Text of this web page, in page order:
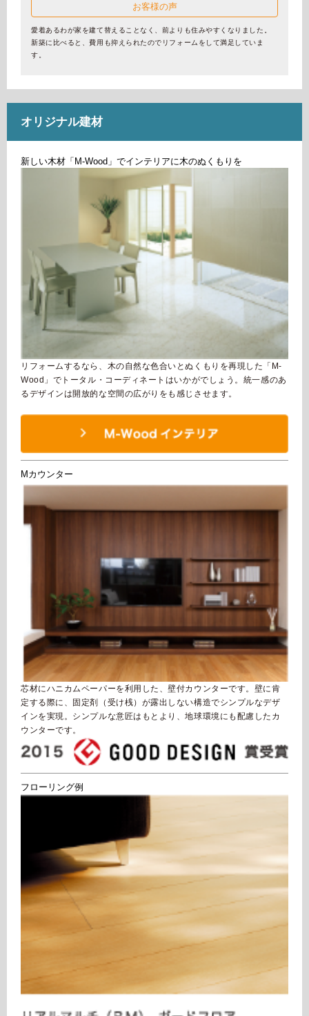
お客様の声
愛着あるわが家を建て替えることなく、前よりも住みやすくなりました。
新築に比べると、費用も抑えられたのでリフォームをして満足していま
す。
オリジナル建材
新しい木材「M-Wood」でインテリアに木のぬくもりを
リフォームするなら、木の自然な色合いとぬくもりを再現した「M-
Wood」でトータル・コーディネートはいかがでしょう。 統一感のあ
るデザインは開放的な空間の広がりをも感じさせます。
Mカウンター
芯材にハニカムペーパーを利用した、壁付カウンターです。壁に肯
定する際に、固定剤（受け桟）が露出しない構造でシンプルなデザ
インを実現。シンプルな意匠はもとより、地球環境にも配慮したカ
ウンターです。
フローリング例